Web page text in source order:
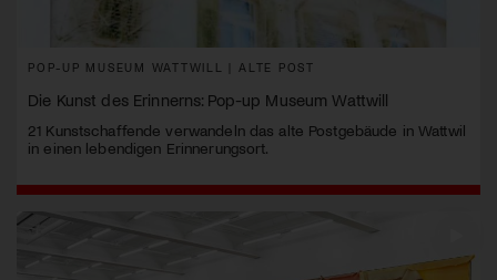
POP-UP MUSEUM WATTWILL | ALTE POST
Die Kunst des Erinnerns: Pop-up Museum Wattwill
21 Kunstschaffende verwandeln das alte Postgebäude in Wattwil
in einen lebendigen Erinnerungsort.